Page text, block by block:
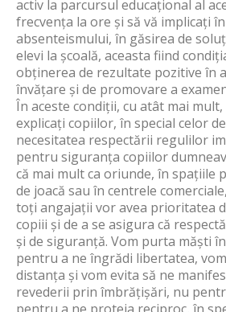
activ la parcursul educațional al
frecvența la ore și să vă implicați
absenteismului, în găsirea de
elevi la școală, aceasta fiind
obținerea de rezultate pozitive în
învățare și de promovare a
În aceste condiții, cu atât mai
explicați copiilor, în special celor
necesitatea respectării regulilor
pentru siguranța copiilor
că mai mult ca oriunde, în spațiile
de joacă sau în centrele
toți angajații vor avea prioritatea
copiii și de a se asigura că
și de siguranță. Vom purta măști
pentru a ne îngrădi libertatea,
distanța și vom evita să ne
revederii prin îmbrățișări, nu